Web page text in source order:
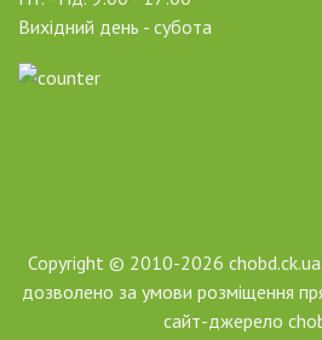
Вихідний день - субота
Copyright © 2010-2026 chobd.ck.ua.
дозволено за умови розміщення
сайт-джерело